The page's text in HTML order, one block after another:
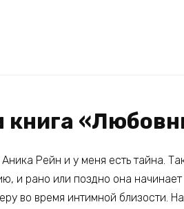
книга
Рейн и у меня есть тайна.
и рано или поздно она
во время интимной близости.